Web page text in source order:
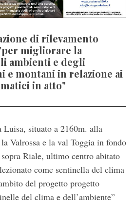
di rilevamento
migliorare la
ambienti e degli
e montani in relazione ai
in atto"
situato a 2160m. alla
Valrossa e la val Toggia in fondo
Riale, ultimo centro abitato
come sentinella del clima
del progetto progetto
del clima e dell’ambiente”